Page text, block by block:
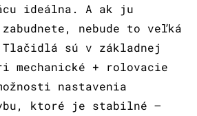
ideálna. A ak ju
zabudnete, nebude to veľká
sú v základnej
mechanické + rolovacie
nastavenia
ktoré je stabilné –